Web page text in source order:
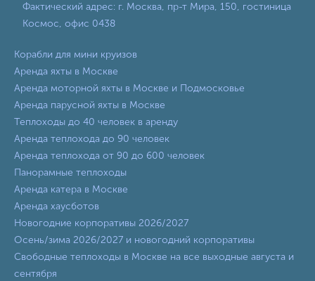
Фактический адрес: г. Москва, пр-т Мира, 150, гостиница
Космос, офис 0438
Корабли для мини круизов
Аренда яхты в Москве
Аренда моторной яхты в Москве и Подмосковье
Аренда парусной яхты в Москве
Теплоходы до 40 человек в аренду
Аренда теплохода до 90 человек
Аренда теплохода от 90 до 600 человек
Панорамные теплоходы
Аренда катера в Москве
Аренда хаусботов
Новогодние корпоративы 2026/2027
Осень/зима 2026/2027 и новогодний корпоративы
Свободные теплоходы в Москве на все выходные августа и
сентября